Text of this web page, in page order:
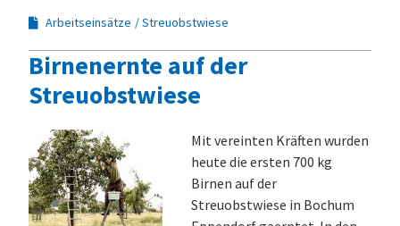
Arbeitseinsätze Streuobstwiese
Birnenernte auf der
Streuobstwiese
Mit vereinten Kräften wurden
heute die ersten 700 kg
Birnen auf der
Streuobstwiese in Bochum